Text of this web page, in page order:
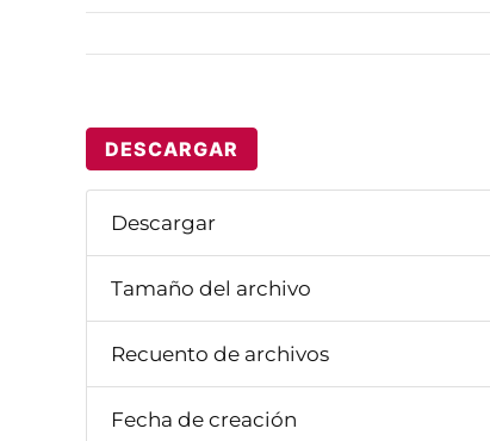
DESCARGAR
Descargar
Tamaño del archivo
Recuento de archivos
Fecha de creación